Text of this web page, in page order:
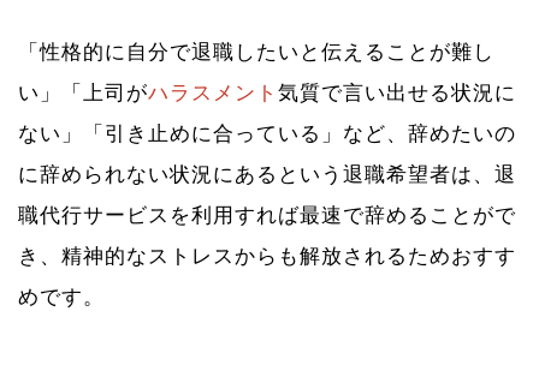
「性格的に自分で退職したいと伝えることが難し
い」「上司がハラスメント 気質で言い出せる状況に
ない」「引き止めに合っている」など、辞めたいの
に辞められない状況にあるという退職希望者は、退
職代行サービスを利用すれば最速で辞めることがで
き、精神的なストレスからも解放されるためおすす
めです。